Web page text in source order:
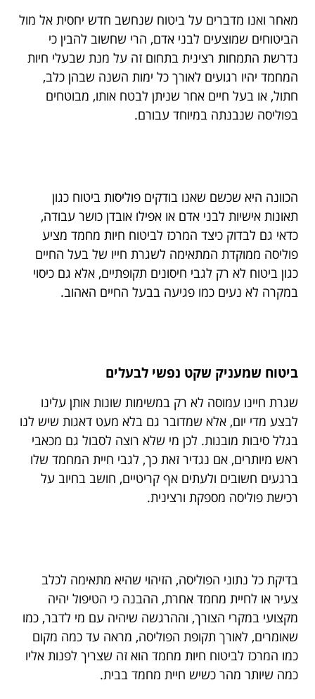
מאחר ואנו מדברים על ביטוח שנחשב חדש יחסית אל מול
הביטוחים שמוצעים לבני אדם, הרי שחשוב להבין כי
נדרשת התמחות רצינית בתחום זה על מנת שבעלי חיות
המחמד יהיו רגועים לאורך כל ימות השנה שבהן כלב,
חתול, או בעל חיים אחר שניתן לבטח אותו, מבוטחים
בפוליסה שנבנתה במיוחד עבורם.
הכוונה היא שכשם שאנו בודקים פוליסות ביטוח כגון
תאונות אישיות לבני אדם או אפילו אובדן כושר עבודה,
כדאי גם לבדוק כיצד המרכז לביטוח חיות מחמד מציע
פוליסה ממוקדת המתאימה לשגרת חייו של בעל החיים
כגון ביטוח לא רק לגבי חיסונים תקופתיים, אלא גם כיסוי
במקרה לא נעים כמו פגיעה בבעל החיים האהוב.
ביטוח שמעניק שקט נפשי לבעלים
שגרת חיינו עמוסה לא רק במשימות שונות אותן עלינו
לבצע מדי יום, אלא שמדובר גם בלא מעט דאגות שיש לנו
בגלל סיבות מובנות. לכן מי שלא רוצה לסבול גם מכאבי
ראש מיותרים, אם נגדיר זאת כך, לגבי חיית המחמד שלו
ברגעים חשובים ולעתים אף קריטיים, חושב בחיוב על
רכישת פוליסה מספקת ורצינית.
בדיקת כל נתוני הפוליסה, הזיהוי שהיא מתאימה לכלב
צעיר או לחיית מחמד אחרת, ההבנה כי הטיפול יהיה
מקצועי במקרי הצורך, וההרגשה שיהיה עם מי לדבר, כמו
שאומרים, לאורך תקופת הפוליסה, מראה עד כמה מקום
כמו המרכז לביטוח חיות מחמד הוא זה שצריך לפנות אליו
כמה שיותר מהר כשיש חיית מחמד בבית.